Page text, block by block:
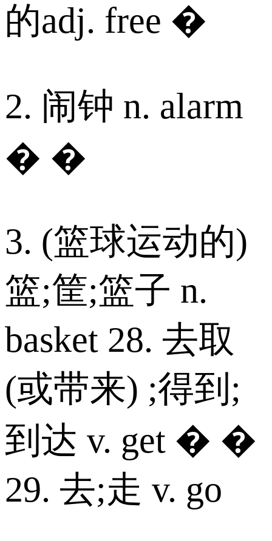
的adj. free �
2. 闹钟 n. alarm
� �
3. (篮球运动的)
篮;筐;篮子 n.
basket 28. 去取
(或带来) ;得到;
到达 v. get � �
29. 去;走 v. go